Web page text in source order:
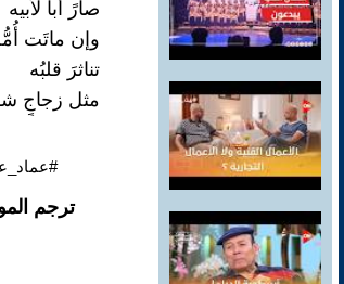
صارً أباً لأبيه
وإن ماتَت
تناثرَ قلبُه
مثل زجاجٍ
ترجم